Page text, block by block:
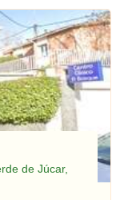
de Júcar,